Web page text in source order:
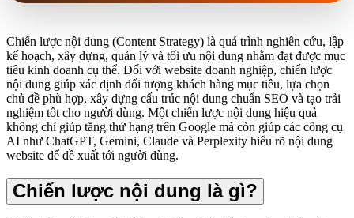
Chiến lược nội dung (Content Strategy) là quá trình nghiên cứu, lập
kế hoạch, xây dựng, quản lý và tối ưu nội dung nhằm đạt được mục
tiêu kinh doanh cụ thể. Đối với website doanh nghiệp, chiến lược
nội dung giúp xác định đối tượng khách hàng mục tiêu, lựa chọn
chủ đề phù hợp, xây dựng cấu trúc nội dung chuẩn SEO và tạo trải
nghiệm tốt cho người dùng. Một chiến lược nội dung hiệu quả
không chỉ giúp tăng thứ hạng trên Google mà còn giúp các công cụ
AI như ChatGPT, Gemini, Claude và Perplexity hiểu rõ nội dung
website để đề xuất tới người dùng.
Chiến lược nội dung là gì?